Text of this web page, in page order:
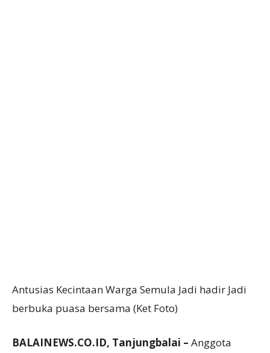
Antusias Kecintaan Warga Semula Jadi hadir Jadi
berbuka puasa bersama (Ket Foto)
BALAINEWS.CO.ID, Tanjungbalai – Anggota